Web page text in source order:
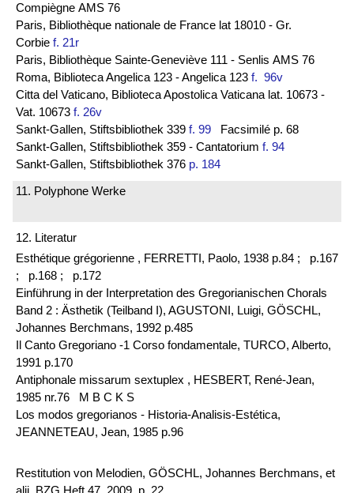
Compiègne AMS 76
Paris, Bibliothèque nationale de France lat 18010 - Gr.
Corbie f. 21r
Paris, Bibliothèque Sainte-Geneviève 111 - Senlis AMS 76
Roma, Biblioteca Angelica 123 - Angelica 123 f. 96v
Citta del Vaticano, Biblioteca Apostolica Vaticana lat. 10673 -
Vat. 10673 f. 26v
Sankt-Gallen, Stiftsbibliothek 339 f. 99 Facsimilé p. 68
Sankt-Gallen, Stiftsbibliothek 359 - Cantatorium f. 94
Sankt-Gallen, Stiftsbibliothek 376 p. 184
11. Polyphone Werke
12. Literatur
Esthétique grégorienne , FERRETTI, Paolo, 1938 p.84 ;
p.167
;
p.168 ;
p.172
Einführung in der Interpretation des Gregorianischen Chorals
Band 2 : Ästhetik (Teilband I), AGUSTONI, Luigi, GÖSCHL,
Johannes Berchmans, 1992 p.485
Il Canto Gregoriano -1 Corso fondamentale, TURCO, Alberto,
1991 p.170
Antiphonale missarum sextuplex , HESBERT, René-Jean,
1985 nr.76 M B C K S
Los modos gregorianos - Historia-Analisis-Estética,
JEANNETEAU, Jean, 1985 p.96
Restitution von Melodien, GÖSCHL, Johannes Berchmans, et